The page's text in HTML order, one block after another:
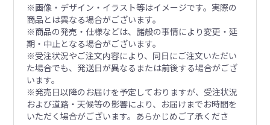
※画像・デザイン・イラスト等はイメージです。実際の
商品とは異なる場合がございます。
※商品の発売・仕様などは、諸般の事情により変更・延
期・中止となる場合がございます。
※受注状況やご注文内容により、同日にご注文いただい
た場合でも、発送日が異なるまたは前後する場合がござ
います。
※発売日以降のお届けを予定しておりますが、受注状況
および道路・天候等の影響により、お届けまでお時間を
いただく場合がございます。あらかじめご了承くださ